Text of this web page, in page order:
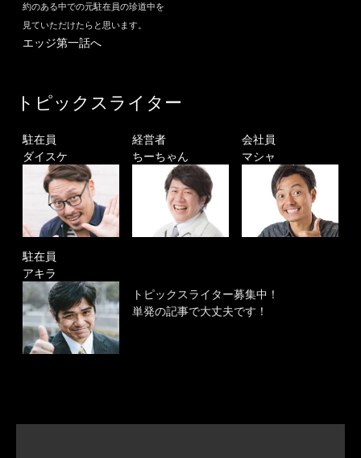
約のある中での元駐在員の珍道中を
見ていただけたらと思います。
エッジ第一話へ
トピックスライター
駐在員
ダイスケ
経営者
ちーちゃん
会社員
マシャ
駐在員
アキラ
トピックスライター募集中！
単発の記事で大丈夫です！